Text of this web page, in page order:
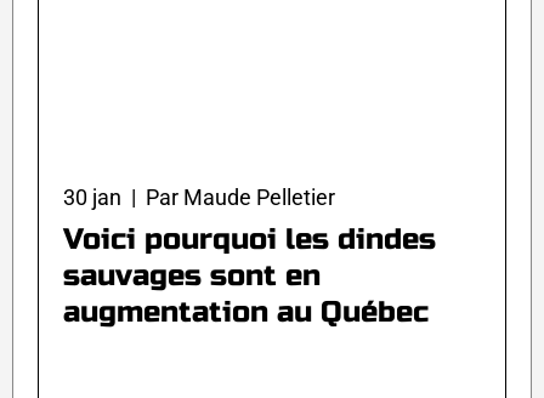
30 jan | Par Maude Pelletier
Voici pourquoi les dindes
sauvages sont en
augmentation au Québec